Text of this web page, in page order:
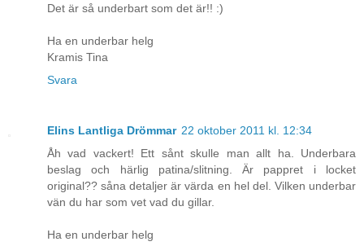
Det är så underbart som det är!! :)
Ha en underbar helg
Kramis Tina
Svara
Elins Lantliga Drömmar 22 oktober 2011 kl. 12:34
Åh vad vackert! Ett sånt skulle man allt ha. Underbara
beslag och härlig patina/slitning. Är pappret i locket
original?? såna detaljer är värda en hel del. Vilken underbar
vän du har som vet vad du gillar.
Ha en underbar helg